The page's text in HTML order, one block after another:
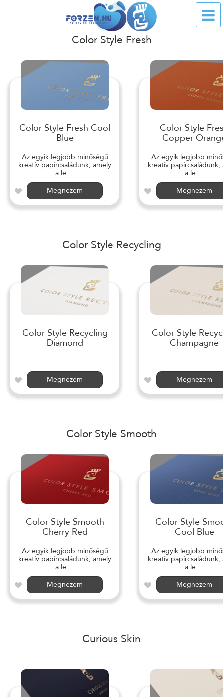
Color Style Fresh
Color Style Fresh Cool
Blue
Az egyik legjobb minőségű
kreatív papírcsaládunk, amely
a le ...
Megnézem
Color Style
Copper
Az egyik legjobb
kreatív papírcsaládunk,
a le ...
Megnézem
Color Style Recycling
Color Style Recycling
Diamond
...
Megnézem
Color Style
Champagne
...
Megnézem
Color Style Smooth
Color Style Smooth
Cherry Red
Az egyik legjobb minőségű
kreatív papírcsaládunk, amely
a le ...
Megnézem
Color Style
Cool Blue
Az egyik legjobb
kreatív papírcsaládunk,
a le ...
Megnézem
Curious Skin